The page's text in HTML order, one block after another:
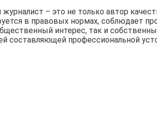
– это не только автор
в правовых нормах, соблюдает
интерес, так и
составляющей профессиональной